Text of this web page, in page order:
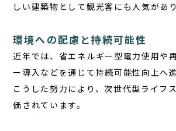
しい建築物として観光客にも人気があり
環境への配慮と持続可能性
近年では、省エネルギー型電力使用や
ー導入などを通じて持続可能性向上へ
こうした努力により、次世代型ライフ
価されています。